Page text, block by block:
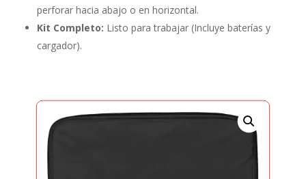
perforar hacia abajo o en horizontal.
Kit Completo: Listo para trabajar (Incluye baterías y
cargador).